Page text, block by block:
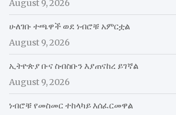
August 9, 2026
ሁለገቡ ተጫዋች ወደ ነብሮቹ አምርቷል
August 9, 2026
ኢትዮጵያ ቡና ስብስቡን እያጠናከረ ይገኛል
August 9, 2026
ነብሮቹ የመስመር ተከላካይ እሰፈርመዋል